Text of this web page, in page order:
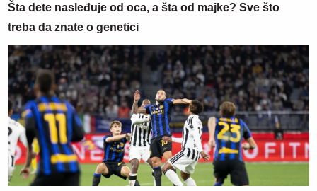
Šta dete nasleđuje od oca, a šta od majke? Sve što
treba da znate o genetici